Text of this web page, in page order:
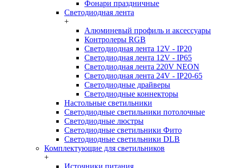
Фонари праздничные
Светодиодная лента
+
Алюминевый профиль и аксессуары
Контролеры RGB
Светодиодная лента 12V - IP20
Светодиодная лента 12V - IP65
Светодиодная лента 220V NEON
Светодиодная лента 24V - IP20-65
Светодиодные драйверы
Светодиодные коннекторы
Настольные светильники
Светодиодные светильники потолочные
Светодиодные люстры
Светодиодные светильники Фито
Светодиодные светильники DLB
Комплектующие для светильников
+
Источники питания